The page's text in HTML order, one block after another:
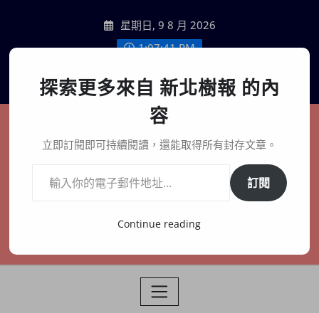
content
星期日, 9 8 月 2026
1:07:42 PM
聯絡我們
新北樹報
在地、記憶、連結、創生
探索更多來自 新北樹報 的內
容
立即訂閱即可持續閱讀，還能取得所有封存文章。
訂閱
Continue reading